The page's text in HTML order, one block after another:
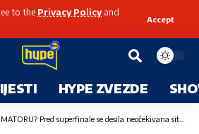
to the Privacy Policyand
Accept
HYPE ZVEZDE
Pred superfinale se desila neočekivana situacija